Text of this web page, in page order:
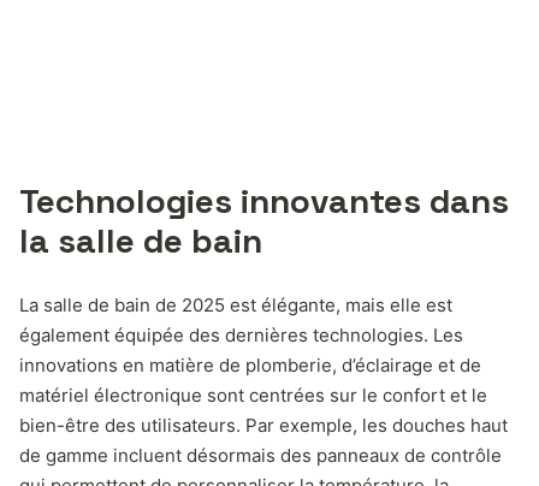
Technologies innovantes dans
la salle de bain
La salle de bain de 2025 est élégante, mais elle est
également équipée des dernières technologies. Les
innovations en matière de plomberie, d’éclairage et de
matériel électronique sont centrées sur le confort et le
bien-être des utilisateurs. Par exemple, les douches haut
de gamme incluent désormais des panneaux de contrôle